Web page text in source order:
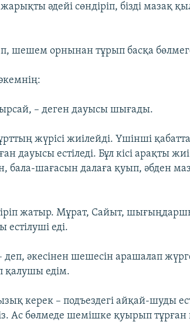
әдейі сөндіріп, бізді мазақ
шешем орнынан тұрып басқа
– деген дауысы шығады.
жүрісі жиілейді. Үшінші
дауысы естіледі. Бұл кісі арақты
бала-шағасын далаға қуып, әбден
жатыр. Мұрат, Сайыт,
еді.
әкесінен шешесін арашалап
қалушы едім.
керек – подъездегі айқай-шуды
Ас бөлмеде шемішке қуырып